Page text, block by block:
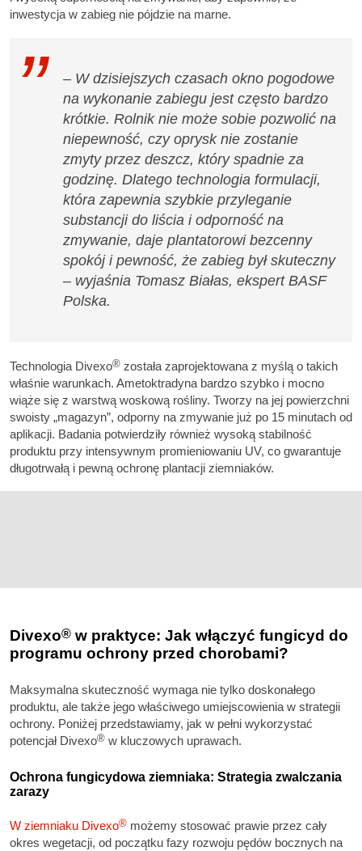
inwestycja w zabieg nie pójdzie na marne.
– W dzisiejszych czasach okno pogodowe
na wykonanie zabiegu jest często bardzo
krótkie. Rolnik nie może sobie pozwolić na
niepewność, czy oprysk nie zostanie
zmyty przez deszcz, który spadnie za
godzinę. Dlatego technologia formulacji,
która zapewnia szybkie przyleganie
substancji do liścia i odporność na
zmywanie, daje plantatorowi bezcenny
spokój i pewność, że zabieg był skuteczny
– wyjaśnia Tomasz Białas, ekspert BASF
Polska.
Technologia Divexo® została zaprojektowana z myślą o takich
właśnie warunkach. Ametoktradyna bardzo szybko i mocno
wiąże się z warstwą woskową rośliny. Tworzy na jej powierzchni
swoisty „magazyn”, odporny na zmywanie już po 15 minutach od
aplikacji. Badania potwierdziły również wysoką stabilność
produktu przy intensywnym promieniowaniu UV, co gwarantuje
długotrwałą i pewną ochronę plantacji ziemniaków.
Divexo® w praktyce: Jak włączyć fungicyd do
programu ochrony przed chorobami?
Maksymalna skuteczność wymaga nie tylko doskonałego
produktu, ale także jego właściwego umiejscowienia w strategii
ochrony. Poniżej przedstawiamy, jak w pełni wykorzystać
potencjał Divexo® w kluczowych uprawach.
Ochrona fungicydowa ziemniaka: Strategia zwalczania
zarazy
W ziemniaku Divexo® możemy stosować prawie przez cały
okres wegetacji, od początku fazy rozwoju pędów bocznych na